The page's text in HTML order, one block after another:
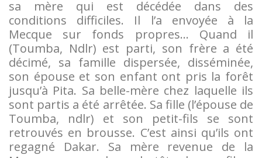
sa mère qui est décédée dans des
conditions difficiles. Il l’a envoyée à la
Mecque sur fonds propres… Quand il
(Toumba, Ndlr) est parti, son frère a été
décimé, sa famille dispersée, disséminée,
son épouse et son enfant ont pris la forêt
jusqu’à Pita. Sa belle-mère chez laquelle ils
sont partis a été arrêtée. Sa fille (l’épouse de
Toumba, ndlr) et son petit-fils se sont
retrouvés en brousse. C’est ainsi qu’ils ont
regagné Dakar. Sa mère revenue de la